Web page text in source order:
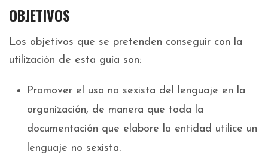
OBJETIVOS
Los objetivos que se pretenden conseguir con la
utilización de esta guía son:
Promover el uso no sexista del lenguaje en la
organización, de manera que toda la
documentación que elabore la entidad utilice un
lenguaje no sexista.